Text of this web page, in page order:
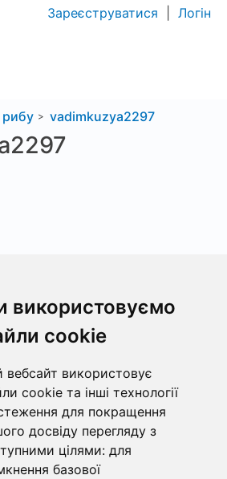
використовуємо
cookie
вебсайт використовує
cookie та інші технології
для покращення
досвіду перегляду з
цілями: для
базової
Зареєструватися Логін
vadimkuzya2297